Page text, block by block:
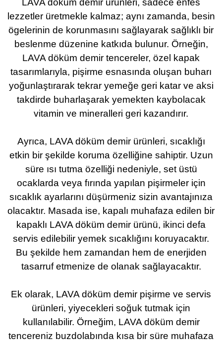
LAVA döküm demir ürünleri, sadece enfes
lezzetler üretmekle kalmaz; aynı zamanda, besin
ögelerinin de korunmasını sağlayarak sağlıklı bir
beslenme düzenine katkıda bulunur. Örneğin,
LAVA döküm demir tencereler, özel kapak
tasarımlarıyla, pişirme esnasında oluşan buharı
yoğunlaştırarak tekrar yemeğe geri katar ve aksi
takdirde buharlaşarak yemekten kaybolacak
vitamin ve mineralleri geri kazandırır.
Ayrıca, LAVA döküm demir ürünleri, sıcaklığı
etkin bir şekilde koruma özelliğine sahiptir. Uzun
süre ısı tutma özelliği nedeniyle, set üstü
ocaklarda veya fırında yapılan pişirmeler için
sıcaklık ayarlarını düşürmeniz sizin avantajınıza
olacaktır. Masada ise, kapalı muhafaza edilen bir
kapaklı LAVA döküm demir ürünü, ikinci defa
servis edilebilir yemek sıcaklığını koruyacaktır.
Bu şekilde hem zamandan hem de enerjiden
tasarruf etmenize de olanak sağlayacaktır.
Ek olarak, LAVA döküm demir pişirme ve servis
ürünleri, yiyecekleri soğuk tutmak için
kullanılabilir. Örneğim, LAVA döküm demir
tencereniz buzdolabında kısa bir süre muhafaza